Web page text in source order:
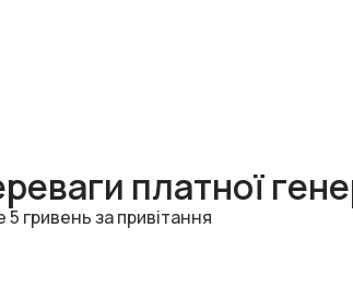
платної
гривень за привітання